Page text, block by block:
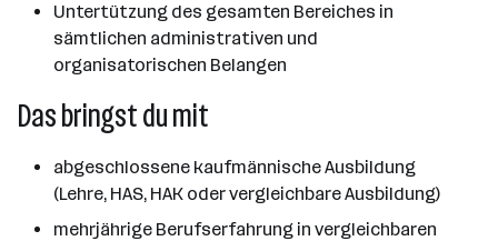
Untertützung des gesamten Bereiches in
sämtlichen administrativen und
organisatorischen Belangen
Das bringst du mit
abgeschlossene kaufmännische Ausbildung
(Lehre, HAS, HAK oder vergleichbare Ausbildung)
mehrjährige Berufserfahrung in vergleichbaren